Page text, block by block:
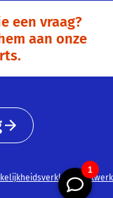
een vraag?
aan onze
Netwerk